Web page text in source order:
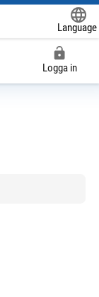
Language
Logga in